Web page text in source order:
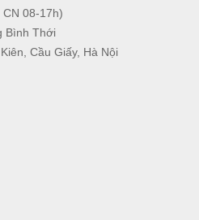
08-17h)
Bình Thới
Cầu Giấy, Hà Nội